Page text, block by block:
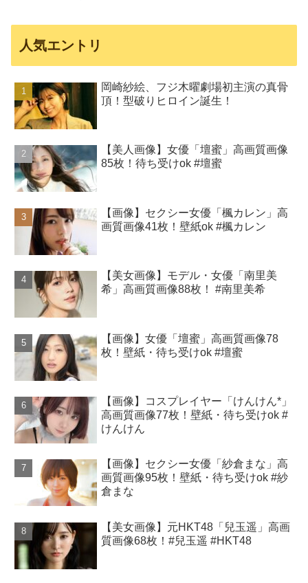
人気エントリ
岡崎紗絵、フジ木曜劇場初主演の真骨
頂！型破りヒロイン誕生！
【美人画像】女優「壇蜜」高画質画像
85枚！待ち受けok #壇蜜
【画像】セクシー女優「楓カレン」高
画質画像41枚！壁紙ok #楓カレン
【美女画像】モデル・女優「南里美
希」高画質画像88枚！ #南里美希
【画像】女優「壇蜜」高画質画像78
枚！壁紙・待ち受けok #壇蜜
【画像】コスプレイヤー「けんけん*」
高画質画像77枚！壁紙・待ち受けok #
けんけん
【画像】セクシー女優「紗倉まな」高
画質画像95枚！壁紙・待ち受けok #紗
倉まな
【美女画像】元HKT48「兒玉遥」高画
質画像68枚！#兒玉遥 #HKT48